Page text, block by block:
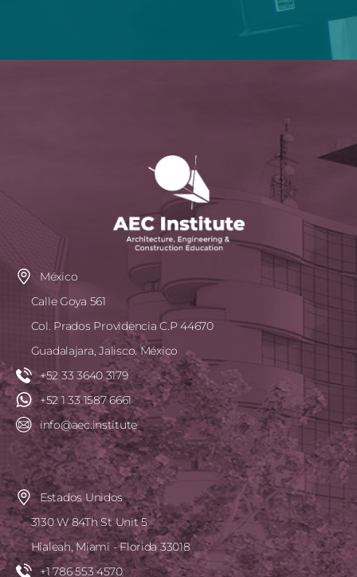
México
Calle Goya 561
Col. Prados Providencia C.P 44670
Guadalajara, Jalisco. México
+52 33 3640 3179
+52 1 33 1587 6661
info@aec.institute
Estados Unidos
3130 W 84Th St Unit 5
Hialeah, Miami - Florida 33018
+1 786 553 4570